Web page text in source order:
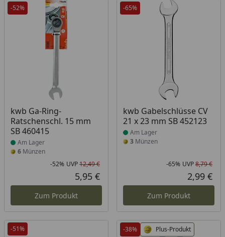
-52%
kwb Ga-Ring-
Ratschenschl. 15 mm
SB 460415
Produkt am Lager
Am Lager
6 Münzen
Rabatt in Prozent
-52%
Ursprünglicher Preis
UVP12,49 €
Aktueller Preis
5,95 €
Zum Produkt
-65%
kwb Gabelschlüsse CV
21 x 23 mm SB 452123
Produkt am Lager
Am Lager
3Münzen
-65% UVP8,79 €
2,99 €
Zum Produkt
-51% -38% Plus-Produkt